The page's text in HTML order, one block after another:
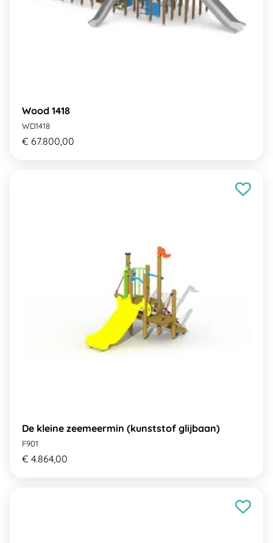
Wood 1418
WD1418
€ 67.800,00
De kleine zeemeermin (kunststof glijbaan)
F901
€ 4.864,00